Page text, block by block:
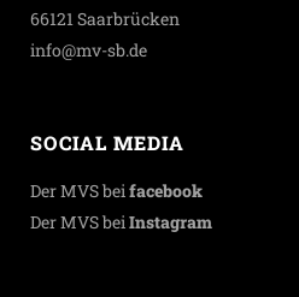
66121 Saarbrücken
info@mv-sb.de
SOCIAL MEDIA
Der MVS beifacebook
Der MVS beiInstagram